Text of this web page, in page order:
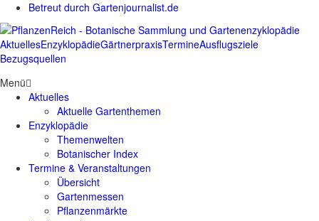
Betreut durch Gartenjournalist.de
AktuellesEnzyklopädieGärtnerpraxisTermineAusflugsziele
Bezugsquellen
Menü
Aktuelles
Aktuelle Gartenthemen
Enzyklopädie
Themenwelten
Botanischer Index
Termine & Veranstaltungen
Übersicht
Gartenmessen
Pflanzenmärkte